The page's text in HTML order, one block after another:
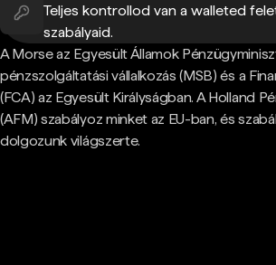
Teljes kontrollod van a walleted
szabályaid.
A Morse az Egyesült Államok
pénzszolgáltatási vállalkozás (MSB) és a
(FCA) az Egyesült Királyságban. A Holland
(AFM) szabályoz minket az EU-ban, és
dolgozunk világszerte.